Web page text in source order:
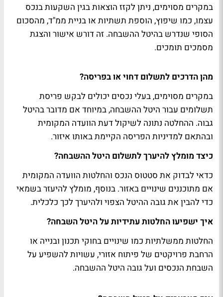
במקרים מסוימים, ניתן לקזז הוצאות בגין השקעות בנכס
עצמו, כמו שיפוץ, הוספת תשתיות או בניית ממ"ד, מהסכום
הסופי שנדרש בהיטל ההשבחה. זה דורש אישור והצגת
מסמכים תומכים.
מהן הדרכים לתשלום דחוי או בפריסה?
במקרים מסוימים, בעלי נכסים יכולים לבקש פריסת
תשלומים עבור היטל ההשבחה, במיוחד אם מדובר בהיטל
גבוה. ההחלטה נתונה לשיקול דעת הוועדה המקומית
ובהתאם למדיניות הפריסה הקיימת באותו איזור.
כיצד מומלץ להיערך לתשלום היטל ההשבחה?
כדאי לבדוק את סטטוס הנכס והחלטות הוועדה המקומית
אם מתוכננים שינויים באזור. בנוסף, מומלץ להיעזר בשמאי
כדי להבין את גובה ההיטל הצפוי ולהיערך לכך כלכלית.
איך ישפיעו החלטות עתידיות על היטל השבחה?
החלטות ממשלתיות כמו שינויים בחוקי תכנון ובנייה או
הרחבת פרויקטים של פיתוח אזורי, עשויות להשפיע על
השבחת הנכסים ועל גובה היטל ההשבחה.